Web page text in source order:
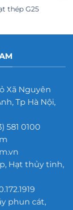
thép G25
Xã Nguyên
Tp Hà Nội,
0100
Hạt thủy tinh,
phun cát,